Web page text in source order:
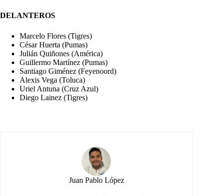
DELANTEROS
Marcelo Flores (Tigres)
César Huerta (Pumas)
Julián Quiñones (América)
Guillermo Martínez (Pumas)
Santiago Giménez (Feyenoord)
Alexis Vega (Toluca)
Uriel Antuna (Cruz Azul)
Diego Lainez (Tigres)
Juan Pablo López